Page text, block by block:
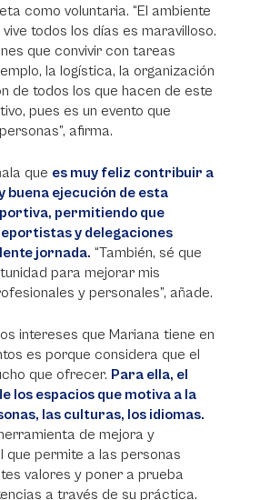
como voluntaria. “El ambiente
todos los días es maravilloso.
que convivir con tareas
la logística, la organización
de todos los que hacen de este
pues es un evento que
afirma.
que es muy feliz contribuir a
buena ejecución de esta
permitiendo que
y delegaciones
jornada. “También, sé que
para mejorar mis
y personales”, añade.
intereses que Mariana tiene en
es porque considera que el
que ofrecer. Para ella, el
los espacios que motiva a la
las culturas, los idiomas.
de mejora y
que permite a las personas
valores y poner a prueba
a través de su práctica.